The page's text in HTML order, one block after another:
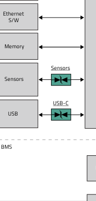
Memory
USB
Sensors
Ethernet
S/W
Sensors
USB-C